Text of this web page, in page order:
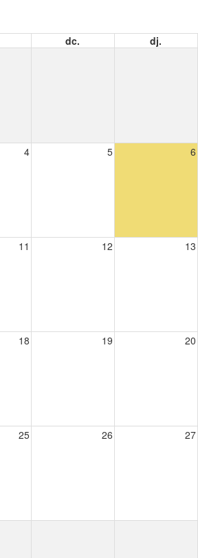
dc. dj.
4 5 6
11 12 13
18 19 20
25 26 27